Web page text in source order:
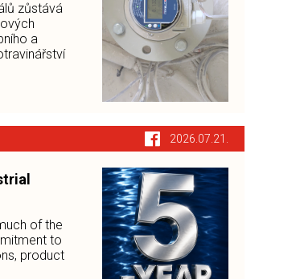
zůstává
a
2026.07.21.
of the
to
product